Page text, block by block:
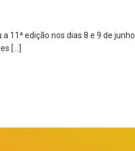
edição nos dias 8 e 9 de
[…]